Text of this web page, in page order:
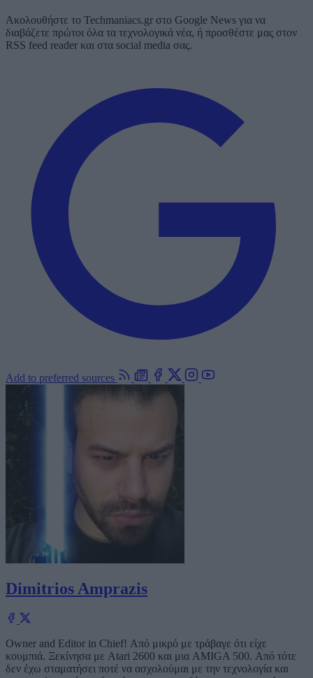
Ακολουθήστε το Techmaniacs.gr στο Google News για να
διαβάζετε πρώτοι όλα τα τεχνολογικά νέα, ή προσθέστε μας στον
RSS feed reader και στα social media σας.
Add to preferred sources
Dimitrios Amprazis
Owner and Editor in Chief! Από μικρό με τράβαγε ότι είχε
κουμπιά. Ξεκίνησα με Atari 2600 και μια AMIGA 500. Από τότε
δεν έχω σταματήσει ποτέ να ασχολούμαι με την τεχνολογία και